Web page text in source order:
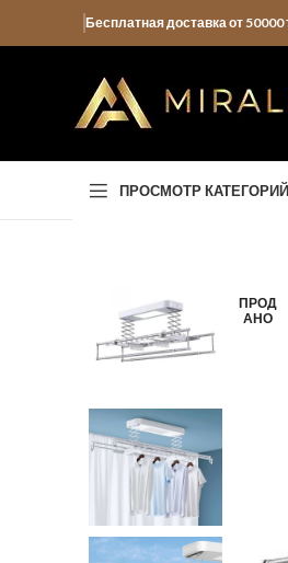
Бесплатная доставка от 50000
ПРОСМОТР КАТЕГОРИЙ
ПРОД
АНО